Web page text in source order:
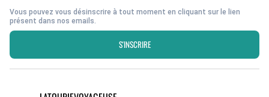
Vous pouvez vous désinscrire à tout moment en cliquant sur le lien
présent dans nos emails.
S'INSCRIRE